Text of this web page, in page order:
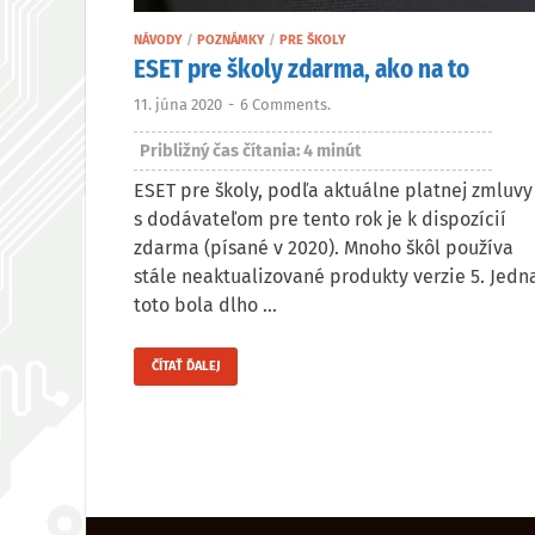
NÁVODY / POZNÁMKY / PRE ŠKOLY
ESET pre školy zdarma, ako na to
11. júna 2020 - 6 Comments.
Približný čas čítania:4 minút
ESET pre školy, podľa aktuálne platnej zmluvy
s dodávateľom pre tento rok je k dispozícií
zdarma (písané v 2020). Mnoho škôl používa
stále neaktualizované produkty verzie 5.
toto bola dlho …
ČÍTAŤ ĎALEJ